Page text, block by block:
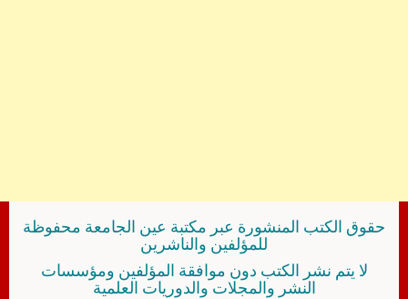
حقوق الكتب المنشورة عبر مكتبة عين الجامعة محفوظة
للمؤلفين والناشرين
لا يتم نشر الكتب دون موافقة المؤلفين ومؤسسات
النشر والمجلات والدوريات العلمية